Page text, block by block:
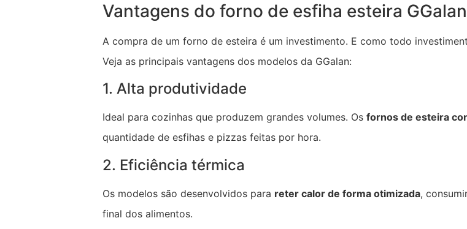
Vantagens do forno de esfiha esteira GGalan
A compra de um forno de esteira é um investimento. E como todo
Veja as principais vantagens dos modelos da GGalan:
1. Alta produtividade
Ideal para cozinhas que produzem grandes volumes. Os fornos de esteira
quantidade de esfihas e pizzas feitas por hora.
2. Eficiência térmica
Os modelos são desenvolvidos para reter calor de forma otimizada,
final dos alimentos.